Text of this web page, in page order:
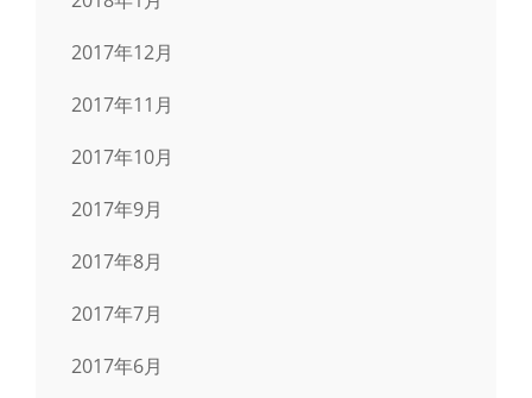
2017年12月
2017年11月
2017年10月
2017年9月
2017年8月
2017年7月
2017年6月